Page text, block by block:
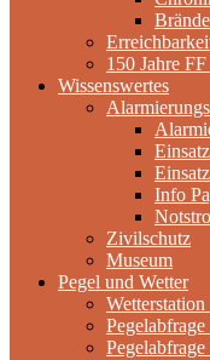
150 Jahre
Wissenswertes
Info
Zivilschutz
Museum
Pegel und Wetter
Pegelabfrage
Pegelabfrage